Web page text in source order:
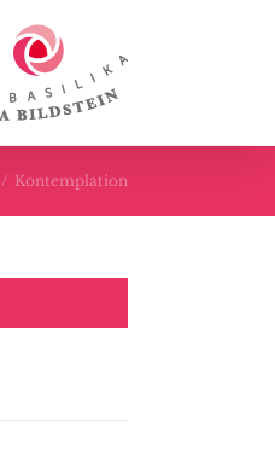
/ Kontemplation